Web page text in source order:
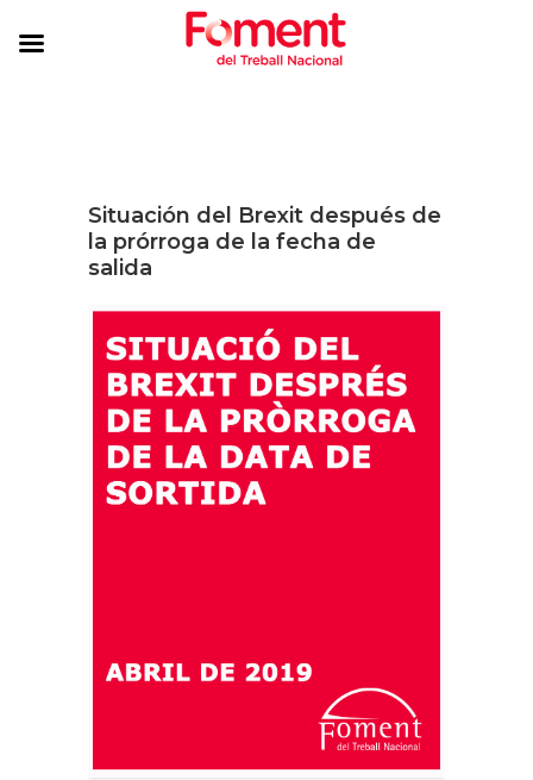
Situación del Brexit después de
la prórroga de la fecha de
salida